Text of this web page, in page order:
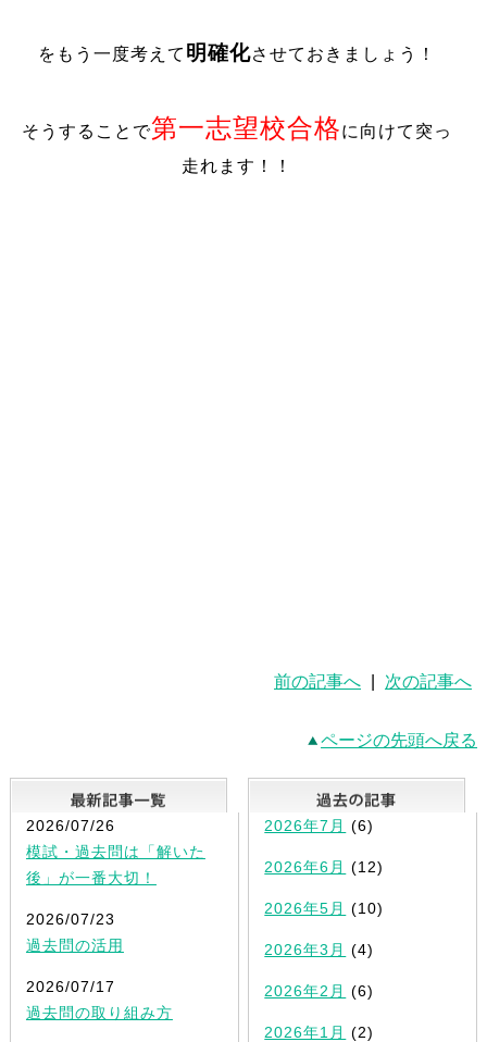
をもう一度考えて 明確化させておきましょう！
そうすることで第一志望校合格に向けて突っ
走れます！！
前の記事へ 次の記事へ
ページの先頭へ戻る
最新記事一覧
2026/07/26
模試・過去問は「解いた
後」が一番大切！
2026/07/23
過去問の活用
2026/07/17
過去問の取り組み方
2026年7月 (6)
2026年6月 (12)
2026年5月 (10)
2026年3月 (4)
2026年2月 (6)
2026年1月 (2)